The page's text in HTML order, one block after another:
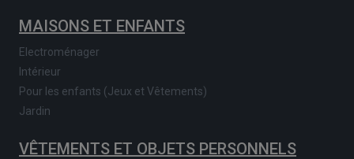
MAISONS ET ENFANTS
Electroménager
Intérieur
Pour les enfants (Jeux et Vêtements)
Jardin
VÊTEMENTS ET OBJETS PERSONNELS